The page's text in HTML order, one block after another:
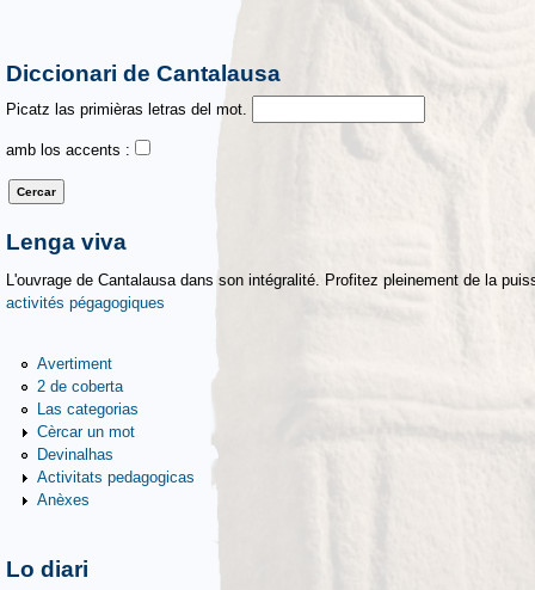
Diccionari de Cantalausa
Picatz las primièras letras del mot.
amb los accents :
Lenga viva
L'ouvrage de Cantalausa dans son intégralité. Profitez pleinement de la
activités pégagogiques
Avertiment
2 de coberta
Las categorias
Cèrcar un mot
Devinalhas
Activitats pedagogicas
Anèxes
Lo diari